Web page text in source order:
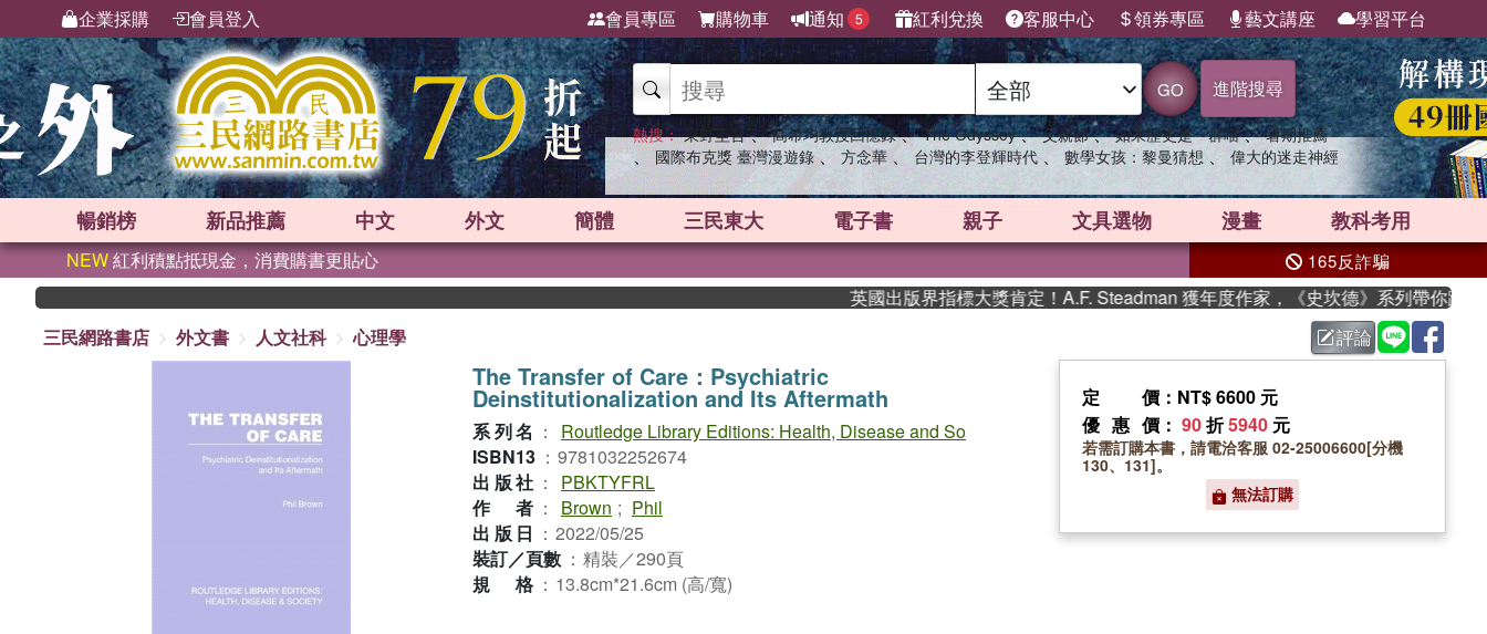
企業採購 會員登入 會員專區 購物車 通知 5 紅利兌換 客服中心 領券專區 藝文講座 學習平台
GO 進階搜尋
熱搜： 東野圭吾 、 高希均教授回憶錄 、 The Odyssey 、 父親節 、 如果歷史是一群喵 、 暑期推薦
、 國際布克獎 臺灣漫遊錄 、 方念華 、 台灣的李登輝時代 、 數學女孩：黎曼猜想 、 偉大的迷走神經
暢銷榜 新品推薦 中文 外文 簡體 三民東大 電子書 親子 文具選物 漫畫 教科考用
NEW紅利積點抵現金，消費購書更貼心 165反詐騙
英國出版界指標大獎肯定！A.F. Steadman 獲年度作家，《史坎德》系列帶你踏上熱
三民網路書店
外文書 人文社科 心理學 評論
The Transfer of Care：Psychiatric
Deinstitutionalization and Its Aftermath
系列名 ：
Routledge Library Editions: Health, Disease and So
ISBN13 ： 9781032252674
出版社 ：
PBKTYFRL
作者 ： Brown ; Phil
出版日 ： 2022/05/25
裝訂／頁數 ： 精裝／290頁
規格 ： 13.8cm*21.6cm (高/寬)
定價 ：NT$ 6600 元
優惠價 ： 90折5940 元
若需訂購本書，請電洽客服 02-25006600[分機
130、131]。
無法訂購